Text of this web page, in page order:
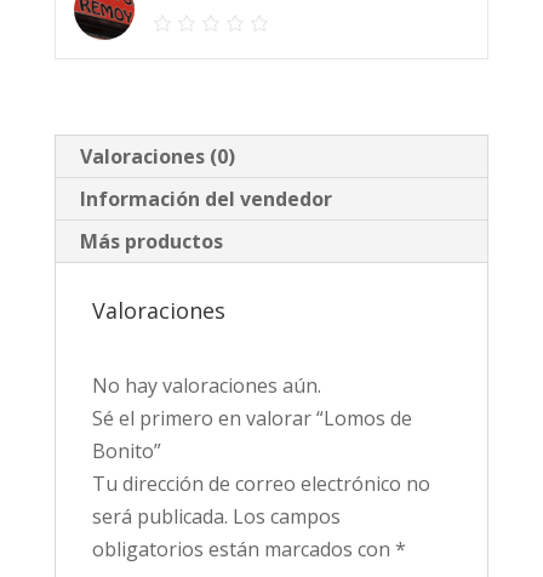
Valoraciones (0)
Información del vendedor
Más productos
Valoraciones
No hay valoraciones aún.
Sé el primero en valorar “Lomos de
Bonito”
Tu dirección de correo electrónico no
será publicada. Los campos
obligatorios están marcados con *